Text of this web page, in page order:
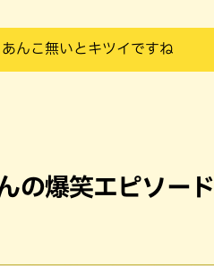
あんこ無いとキツイですね
の爆笑エピソード